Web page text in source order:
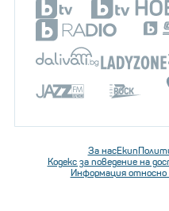
За насЕкип
Кодекс за поведение на
Информация